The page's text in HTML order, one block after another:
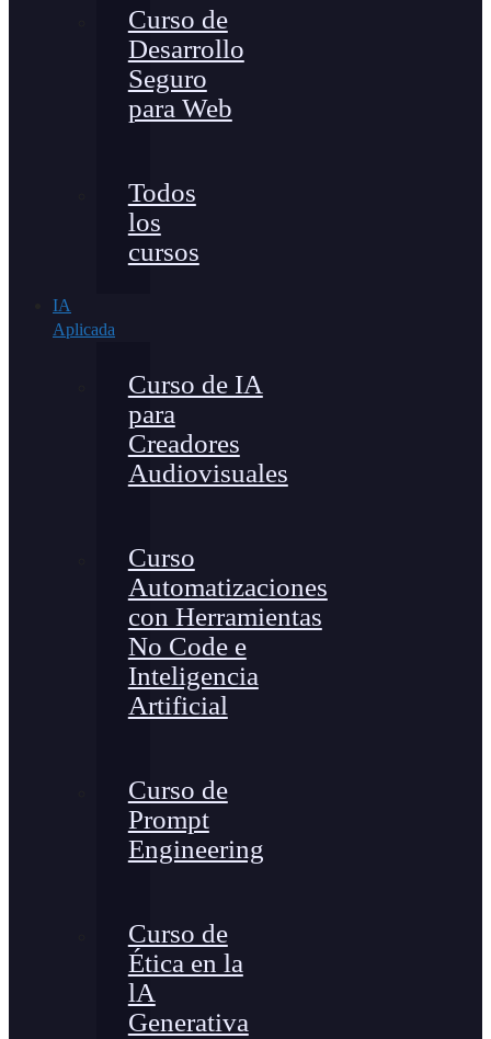
Curso de
Desarrollo
Seguro
para Web
Todos
los
cursos
IA
Aplicada
Curso de IA
para
Creadores
Audiovisuales
Curso
Automatizaciones
con Herramientas
No Code e
Inteligencia
Artificial
Curso de
Prompt
Engineering
Curso de
Ética en la
lA
Generativa